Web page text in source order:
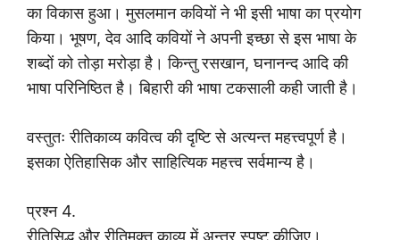
का विकास हुआ। मुसलमान कवियों ने भी इसी भाषा का प्रयोग
किया। भूषण, देव आदि कवियों ने अपनी इच्छा से इस भाषा के
शब्दों को तोड़ा मरोड़ा है। किन्तु रसखान, घनानन्द आदि की
भाषा परिनिष्ठित है। बिहारी की भाषा टकसाली कही जाती है।
वस्तुतः रीतिकाव्य कवित्व की दृष्टि से अत्यन्त महत्त्वपूर्ण है।
इसका ऐतिहासिक और साहित्यिक महत्त्व सर्वमान्य है।
प्रश्न 4.
रीतिसिद्ध और रीतिमुक्त काव्य में अन्तर स्पष्ट कीजिए।